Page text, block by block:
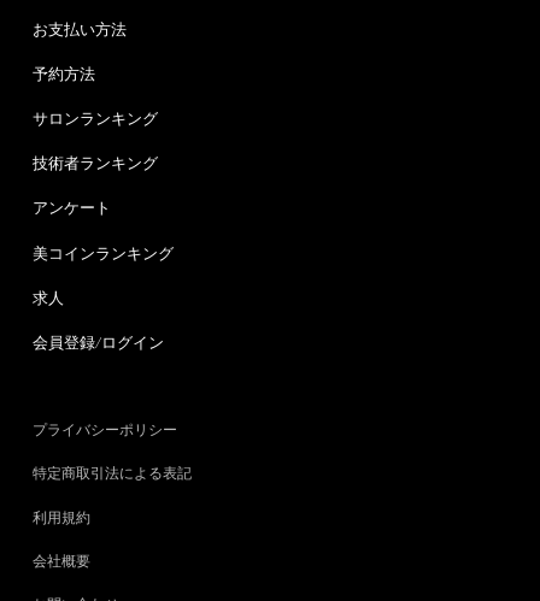
お支払い方法
予約方法
サロンランキング
技術者ランキング
アンケート
美コインランキング
求人
会員登録/ログイン
プライバシーポリシー
特定商取引法による表記
利用規約
会社概要